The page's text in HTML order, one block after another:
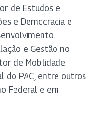
de Estudos e
e Democracia e
e Gestão no
de Mobilidade
do PAC, entre outros
Federal e em